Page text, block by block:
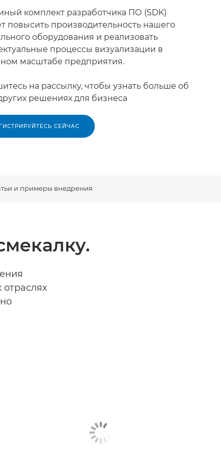
комплект разработчика ПО (SDK)
повысить производительность нашего
оборудования и реализовать
процессы визуализации в
масштабе предприятия.
на рассылку, чтобы узнать больше об
решениях для бизнеса
СЕЙЧАС
и примеры внедрения